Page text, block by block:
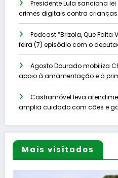
Presidente Lula sanciona
crimes digitais contra
Podcast “Brizola, Que Falta
feira (7) episódio com o
Agosto Dourado mobiliza
apoio à amamentação e à
Castramóvel leva
amplia cuidado com cães e
Mais visitados